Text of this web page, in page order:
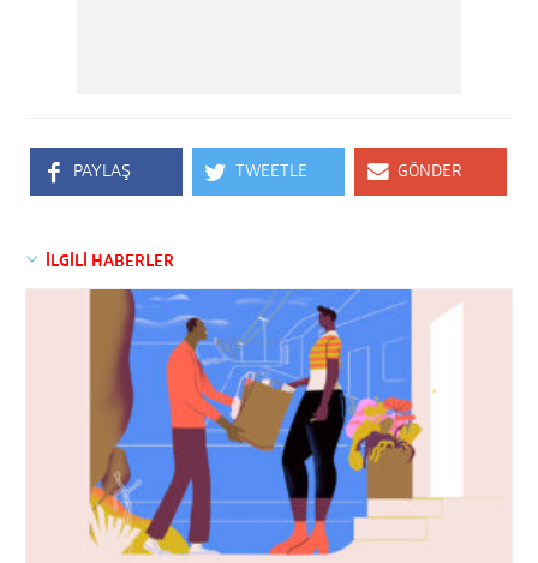
PAYLAŞ TWEETLE GÖNDER
İLGİLİ HABERLER